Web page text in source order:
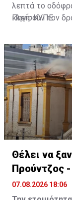
λεπτά το
κλείσουν τον
Τύμβο
Αγίου Δομετίου.
Πηγή: ΚΥΠΕ
Θέλει να
Προύντζος -
07.08.2026 18:06